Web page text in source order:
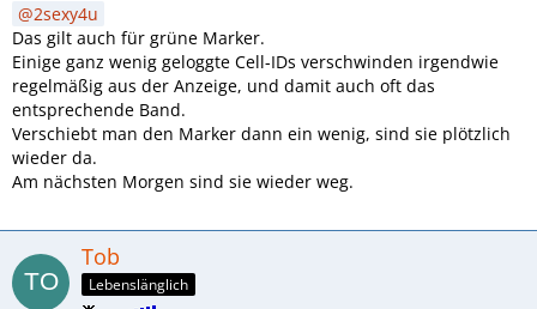
2sexy4u
Das gilt auch für grüne Marker.
Einige ganz wenig geloggte Cell-IDs verschwinden irgendwie
regelmäßig aus der Anzeige, und damit auch oft das
entsprechende Band.
Verschiebt man den Marker dann ein wenig, sind sie plötzlich
wieder da.
Am nächsten Morgen sind sie wieder weg.
Tob
Lebenslänglich